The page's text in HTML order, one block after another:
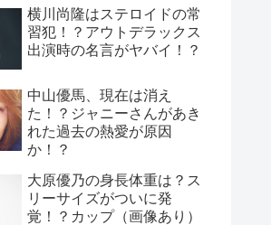
横川尚隆はステロイドの常
習犯！？アウトデラックス
出演時の名言がヤバイ！？
中山優馬、現在は消え
た！？ジャニーさんがあき
れた過去の熱愛が原因
か！？
大原優乃の身長体重は？ス
リーサイズがついに発
覚！？カップ（画像あり）